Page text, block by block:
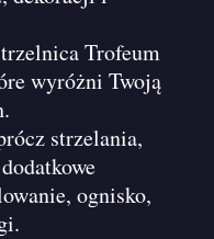
Trofeum
wyróżni Twoją
strzelania,
ognisko,